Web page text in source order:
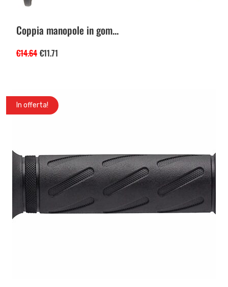
Coppia manopole in gom...
€14.64 €11.71
In offerta!